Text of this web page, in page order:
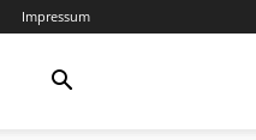
Impressum